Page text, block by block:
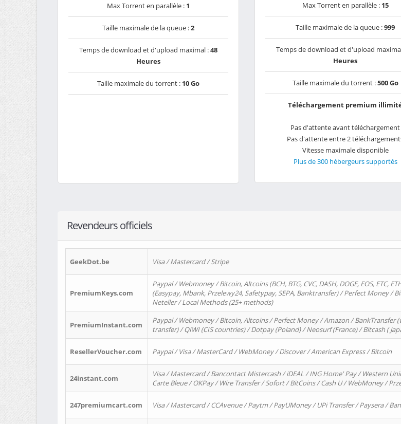
Max Torrent en parallèle : 1
Taille maximale de la queue :2
Temps de download et d'upload maximal :48
Heures
Taille maximale du torrent : 10 Go
Max Torrent en parallèle : 15
Taille maximale de la queue :999
Temps de download et d'upload
Heures
Taille maximale du torrent :500 Go
Téléchargement premium
Pas d'attente avant téléchargement
Pas d'attente entre 2
Vitesse maximale disponible
Plus de 300 hébergeurs supportés
Revendeurs officiels
GeekDot.be Visa / Mastercard / Stripe
PremiumKeys.com
Paypal / Webmoney / Bitcoin, Altcoins (BCH, BTG, CVC, DASH, DOGE, EOS, ETC,
(Easypay, Mbank, Przelewy24, Safetypay, SEPA, Banktransfer) / Perfect Money /
Neteller / Local Methods (25+ methods)
PremiumInstant.com
Paypal / Webmoney / Bitcoin, Altcoins / Perfect Money / Amazon / BankTransfer
transfer) / QIWI (CIS countries) / Dotpay (Poland) / Neosurf (France) / Bitcash (
ResellerVoucher.com Paypal / Visa / MasterCard / WebMoney / Discover / American Express / Bitcoin
24instant.com
Visa / Mastercard / Bancontact Mistercash / iDEAL / ING Home' Pay / Western
Carte Bleue / OKPay / Wire Transfer / Sofort / BitCoins / Cash U / WebMoney /
247premiumcart.com Visa / Mastercard / CCAvenue / Paytm / PayUMoney / UPi Transfer / Paysera /